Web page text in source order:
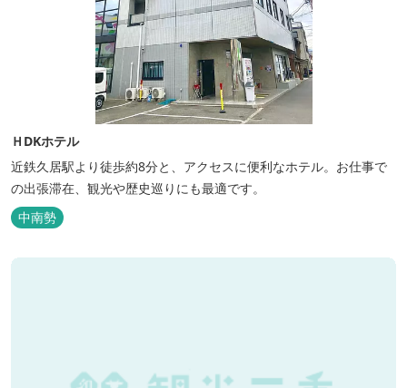
ＨDKホテル
近鉄久居駅より徒歩約8分と、アクセスに便利なホテル。お仕事で
の出張滞在、観光や歴史巡りにも最適です。
中南勢